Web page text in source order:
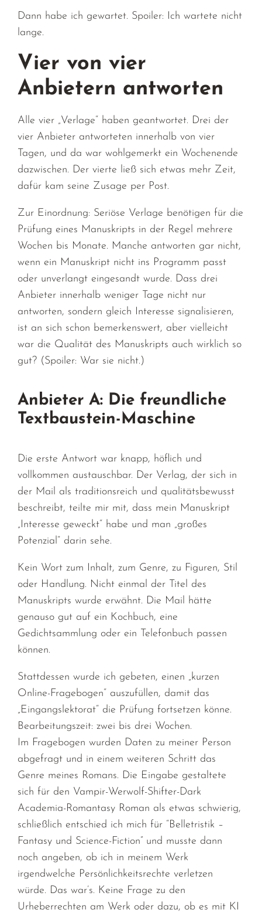
Dann habe ich gewartet. Spoiler: Ich wartete nicht
lange.
Vier von vier
Anbietern antworten
Alle vier „Verlage“ haben geantwortet. Drei der
vier Anbieter antworteten innerhalb von vier
Tagen, und da war wohlgemerkt ein Wochenende
dazwischen. Der vierte ließ sich etwas mehr Zeit,
dafür kam seine Zusage per Post.
Zur Einordnung: Seriöse Verlage benötigen für die
Prüfung eines Manuskripts in der Regel mehrere
Wochen bis Monate. Manche antworten gar nicht,
wenn ein Manuskript nicht ins Programm passt
oder unverlangt eingesandt wurde. Dass drei
Anbieter innerhalb weniger Tage nicht nur
antworten, sondern gleich Interesse signalisieren,
ist an sich schon bemerkenswert, aber vielleicht
war die Qualität des Manuskripts auch wirklich so
gut? (Spoiler: War sie nicht.)
Anbieter A: Die freundliche
Textbaustein-Maschine
Die erste Antwort war knapp, höflich und
vollkommen austauschbar. Der Verlag, der sich in
der Mail als traditionsreich und qualitätsbewusst
beschreibt, teilte mir mit, dass mein Manuskript
„Interesse geweckt“ habe und man „großes
Potenzial“ darin sehe.
Kein Wort zum Inhalt, zum Genre, zu Figuren, Stil
oder Handlung. Nicht einmal der Titel des
Manuskripts wurde erwähnt. Die Mail hätte
genauso gut auf ein Kochbuch, eine
Gedichtsammlung oder ein Telefonbuch passen
können.
Stattdessen wurde ich gebeten, einen „kurzen
Online-Fragebogen“ auszufüllen, damit das
„Eingangslektorat“ die Prüfung fortsetzen könne.
Bearbeitungszeit: zwei bis drei Wochen.
Im Fragebogen wurden Daten zu meiner Person
abgefragt und in einem weiteren Schritt das
Genre meines Romans. Die Eingabe gestaltete
sich für den Vampir-Werwolf-Shifter-Dark
Academia-Romantasy Roman als etwas schwierig,
schließlich entschied ich mich für “Belletristik –
Fantasy und Science-Fiction” und musste dann
noch angeben, ob ich in meinem Werk
irgendwelche Persönlichkeitsrechte verletzen
würde. Das war’s. Keine Frage zu den
Urheberrechten am Werk oder dazu, ob es mit KI